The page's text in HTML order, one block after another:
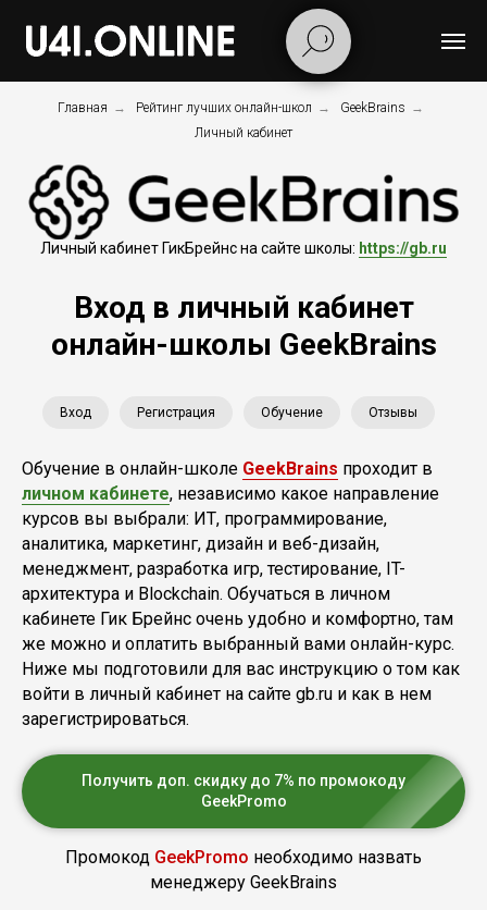
Главная → Рейтинг лучших онлайн-школ → GeekBrains →
Личный кабинет
Личный кабинет ГикБрейнс на сайте школы: https://gb.ru
Вход в личный кабинет
онлайн-школы GeekBrains
Вход Регистрация Обучение Отзывы
Обучение в онлайн-школе GeekBrains проходит в
личном кабинете, независимо какое направление
курсов вы выбрали: ИТ, программирование,
аналитика, маркетинг, дизайн и веб-дизайн,
менеджмент, разработка игр, тестирование, IT-
архитектура и Blockchain. Обучаться в личном
кабинете Гик Брейнс очень удобно и комфортно, там
же можно и оплатить выбранный вами онлайн-курс.
Ниже мы подготовили для вас инструкцию о том как
войти в личный кабинет на сайте gb.ru и как в нем
зарегистрироваться.
Получить доп. скидку до 7% по промокоду
GeekPromo
Промокод GeekPromo необходимо назвать
менеджеру GeekBrains